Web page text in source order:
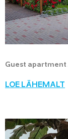
Guest apartment
LOE LÄHEMALT